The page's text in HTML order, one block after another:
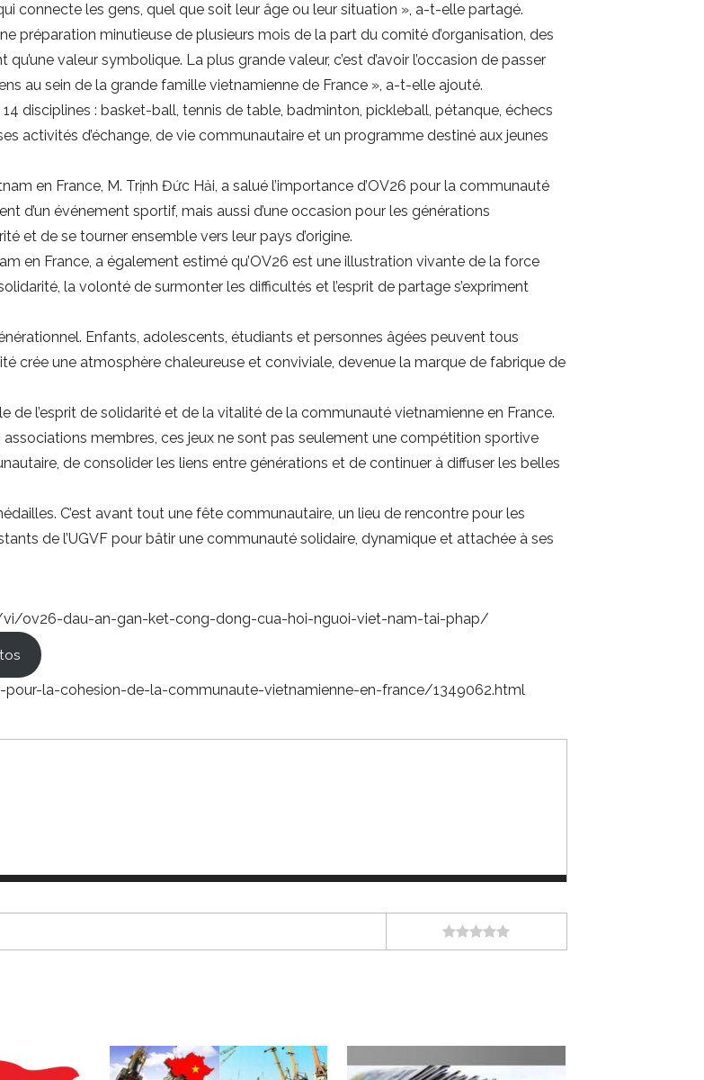
connecte les gens, quel que soit leur âge ou leur situation », a-t-elle partagé.
préparation minutieuse de plusieurs mois de la part du comité d’organisation, des
valeur symbolique. La plus grande valeur, c’est d’avoir l’occasion de passer
au sein de la grande famille vietnamienne de France », a-t-elle ajouté.
disciplines : basket-ball, tennis de table, badminton, pickleball, pétanque, échecs
activités d’échange, de vie communautaire et un programme destiné aux jeunes
en France, M. Trịnh Đức Hải, a salué l’importance d’OV26 pour la communauté
d’un événement sportif, mais aussi d’une occasion pour les générations
et de se tourner ensemble vers leur pays d’origine.
en France, a également estimé qu’OV26 est une illustration vivante de la force
la volonté de surmonter les difficultés et l’esprit de partage s’expriment
Enfants, adolescents, étudiants et personnes âgées peuvent tous
crée une atmosphère chaleureuse et conviviale, devenue la marque de fabrique de
l’esprit de solidarité et de la vitalité de la communauté vietnamienne en France.
membres, ces jeux ne sont pas seulement une compétition sportive
de consolider les liens entre générations et de continuer à diffuser les belles
C’est avant tout une fête communautaire, un lieu de rencontre pour les
de l’UGVF pour bâtir une communauté solidaire, dynamique et attachée à ses
ov26-dau-an-gan-ket-cong-dong-cua-hoi-nguoi-viet-nam-tai-phap/
la-cohesion-de-la-communaute-vietnamienne-en-france/1349062.html